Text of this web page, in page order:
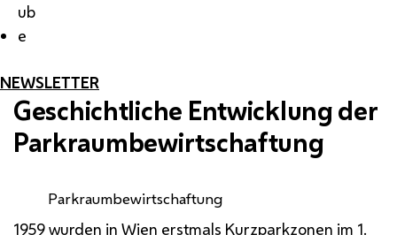
ub
e
NEWSLETTER
Geschichtliche Entwicklung der
Parkraumbewirtschaftung
Parkraumbewirtschaftung
1959 wurden in Wien erstmals Kurzparkzonen im 1.